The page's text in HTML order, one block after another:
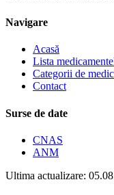
Navigare
Acasă
Lista
Categorii de
Contact
Surse de date
CNAS
ANM
Ultima actualizare: